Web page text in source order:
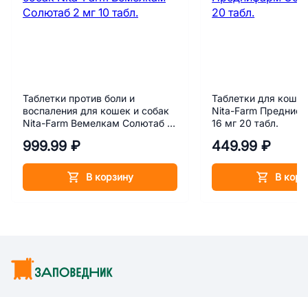
Таблетки против боли и
воспаления для кошек и собак
Nita-Farm Вемелкам Солютаб 2
999.99 ₽
В корзину
Таблетки для
Nita-Farm
16 мг 20 табл.
449.99 ₽
В